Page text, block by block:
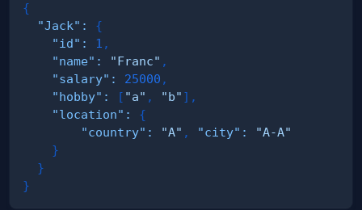
{
"Jack" :
{
"id" : 1 ,
"name" : "Franc" ,
"salary" : 25000 ,
"hobby" : [ "a" , "b" ] ,
"location" :
{
"country" : "A" , "city" :
"A-A"
}
}
}